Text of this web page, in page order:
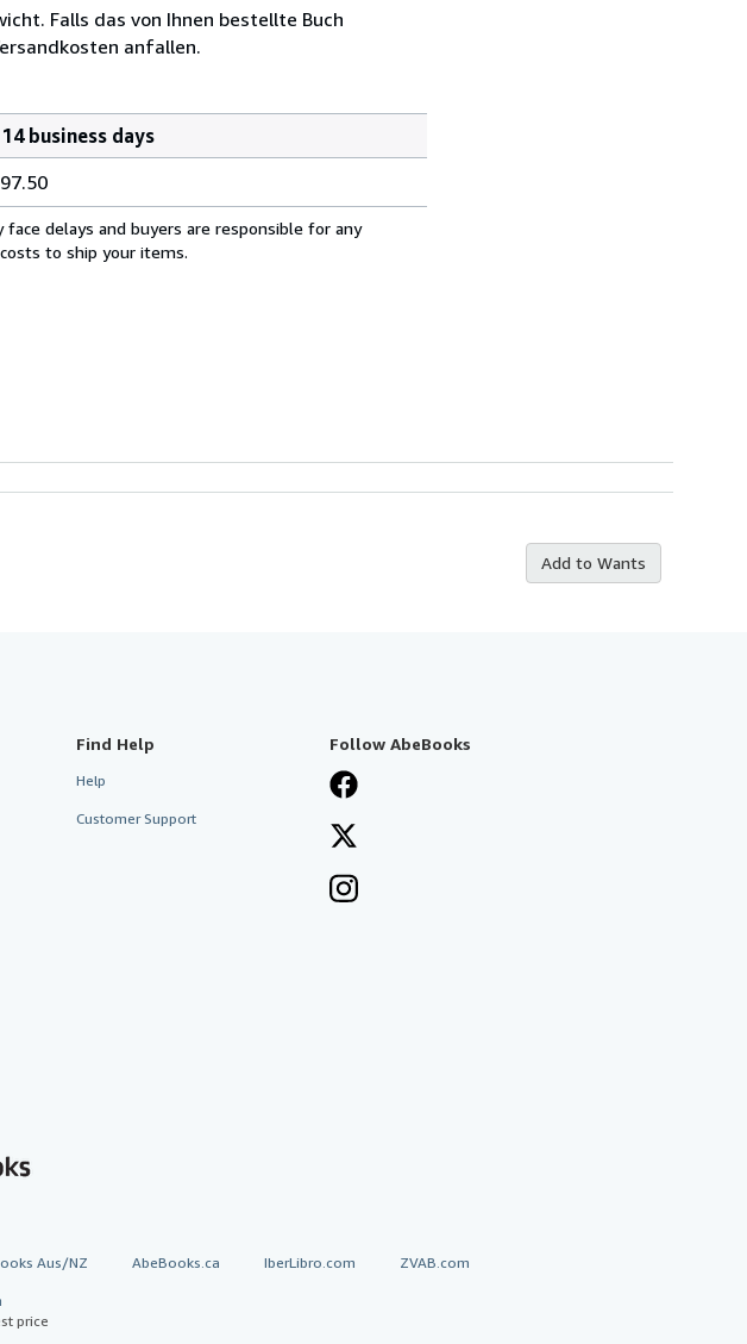
Falls das von Ihnen bestellte Buch
anfallen.
business days
delays and buyers are responsible for any
to ship your items.
Add to Wants
Find Help
Help
Customer Support
Follow AbeBooks
Aus/NZ AbeBooks.ca IberLibro.com ZVAB.com
price